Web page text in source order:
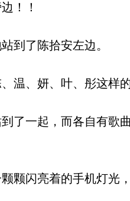
！！
到了陈拾安左边。
、妍、叶、彤这样的
一起，而各自有歌
闪亮着的手机灯光